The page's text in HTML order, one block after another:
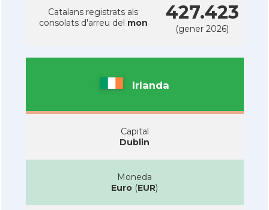
Catalans registrats als
consolats d'arreu del mon 427.423
(gener 2026)
Irlanda
Capital
Dublin
Moneda
Euro (EUR)